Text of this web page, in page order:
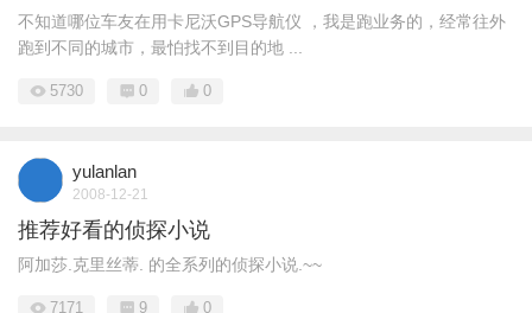
不知道哪位车友在用卡尼沃GPS导航仪 ，我是跑业务的，经常往外
跑到不同的城市，最怕找不到目的地 ...
5730 0 0
yulanlan
2008-12-21
推荐好看的侦探小说
阿加莎.克里丝蒂. 的全系列的侦探小说.~~
7171 9 0